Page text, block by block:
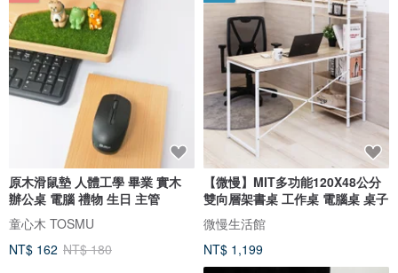
原木滑鼠墊 人體工學 畢業 實木
辦公桌 電腦 禮物 生日 主管
童心木 TOSMU
NT$ 162 NT$ 180
【微慢】MIT多功能120X48公分
雙向層架書桌 工作桌 電腦桌 桌子
微慢生活館
NT$ 1,199